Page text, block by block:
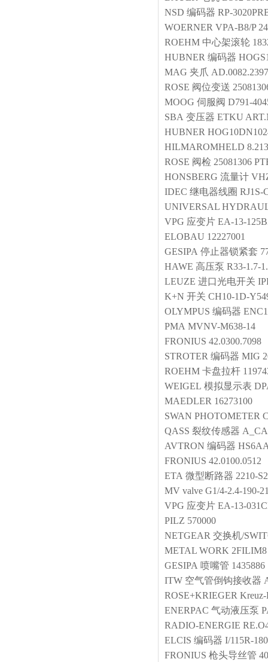
NSD 编码器 RP-
WOERNER VPA-B8/P
ROEHM 中心架滚轮
HUBNER 编码器
MAG 夹爪
ROSE 阀位变送
MOOG 伺服阀 D791-
SBA 变压器 ETKU
HUBNER
HILMAROMHELD
ROSE 阀检 25081306
HONSBERG 流量计
IDEC 继电器线圈 RJ1S-
UNIVERSAL
VPG 应变片 EA-13-
ELOBAU 12227001
GESIPA 停止器锁紧套
HAWE 高压泵 R33-1.7-
LEUZE 进口光电开关
K+N 开关 CH10-1D-
OLYMPUS 编码器
PMA MVNV-M638-14
FRONIUS 42.0300.7098
STROTER 编码器 MIG
ROEHM 卡盘拉杆
WEIGEL 模拟显示表
MAEDLER 16273100
SWAN PHOTOMETER
QASS 裂纹传感器
AVTRON 编码器
FRONIUS 42.0100.0512
ETA 微型断路器 2210-
MV valve G1/4-2.4-190-
VPG 应变片 EA-13-
PILZ 570000
NETGEAR 交换机/
METAL WORK 2FILIM8
GESIPA 喷嘴管 1435886
ITW 空气管倒钩接收器
ROSE+KRIEGER
ENERPAC 气动液压泵
RADIO-ENERGIE
ELCIS 编码器 I/115R-
FRONIUS 枪头导丝管